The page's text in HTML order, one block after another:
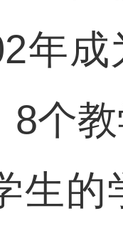
年
个
生的